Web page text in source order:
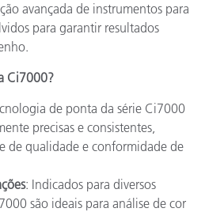
avançada de instrumentos para
para garantir resultados
Ci7000?
de ponta da série Ci7000
precisas e consistentes,
de qualidade e conformidade de
: Indicados para diversos
são ideais para análise de cor